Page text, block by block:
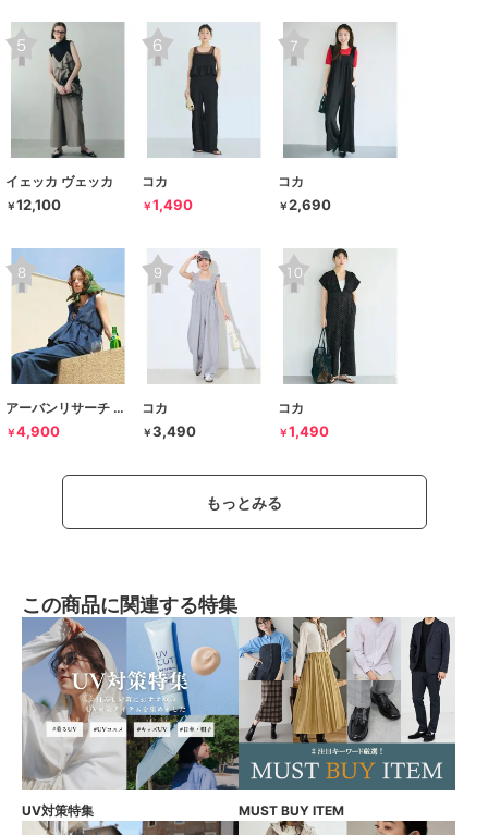
イェッカ ヴェッカ
￥12,100
コカ
￥1,490
コカ
￥2,690
アーバンリサーチ サニーレーベル
￥4,900
コカ
￥3,490
コカ
￥1,490
もっとみる
この商品に関連する特集
UV対策特集 MUST BUY ITEM